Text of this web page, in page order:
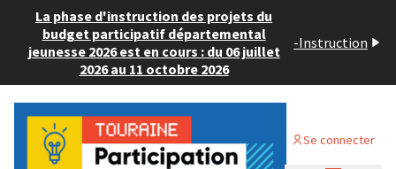
La phase d'instruction des projets du
budget participatif départemental
jeunesse 2026 est en cours : du 06 juillet
2026 au 11 octobre 2026
-Instruction
Se connecter